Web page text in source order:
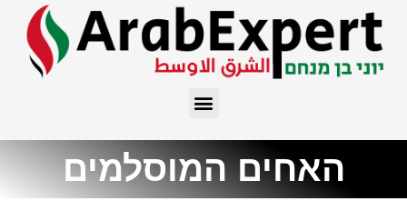
האחים המוסלמים